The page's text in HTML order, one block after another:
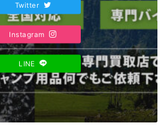
Twitter
Instagram
LINE